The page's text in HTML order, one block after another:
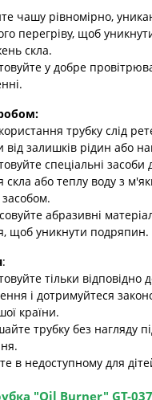
чашу рівномірно,
перегріву, щоб
скла.
у добре
трубку слід
від залишків рідин або
спеціальні засоби
або теплу воду з
абразивні
щоб уникнути подряпин.
:
тільки відповідно
і дотримуйтеся
країни.
трубку без нагляду
в недоступному для
"Oil Burner" GT-